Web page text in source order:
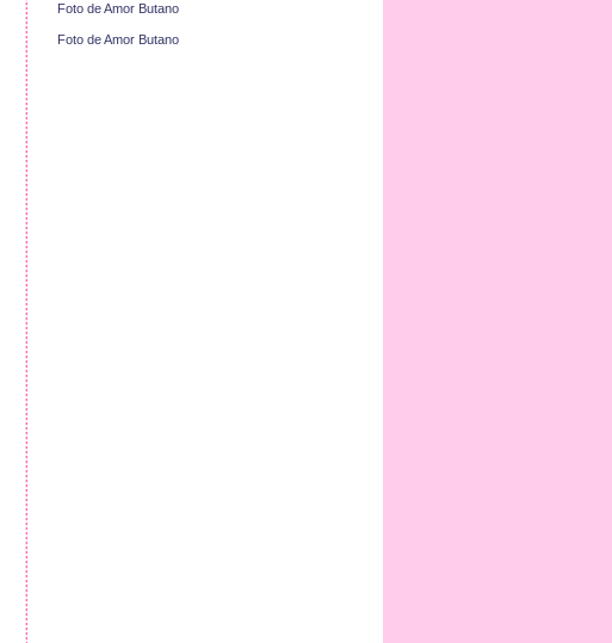
Foto de Amor Butano
Foto de Amor Butano